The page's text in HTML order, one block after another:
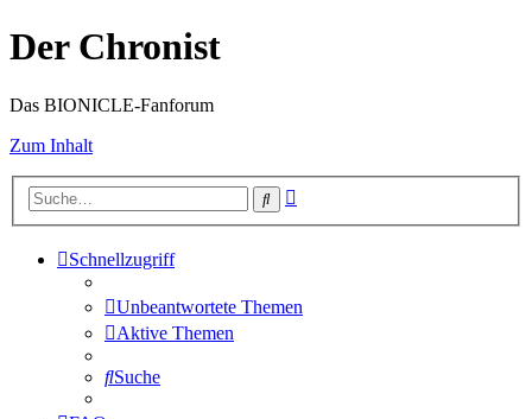
Der Chronist
Das BIONICLE-Fanforum
Zum Inhalt
Suche
Schnellzugriff
Unbeantwortete Themen
Aktive Themen
Suche